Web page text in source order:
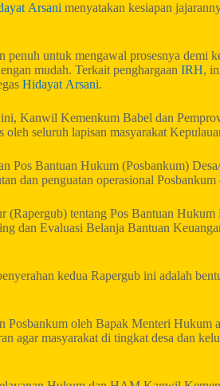
Arsani menyatakan kesiapan
untuk mengawal prosesnya demi
mudah. Terkait penghargaan IRH,
Hidayat Arsani.
Kanwil Kemenkum Babel dan
oleh seluruh lapisan masyarakat
Pos Bantuan Hukum (Posbankum)
dan penguatan operasional
tentang Pos Bantuan
dan Evaluasi Belanja Bantuan
kedua Rapergub ini adalah
Posbankum oleh Bapak Menteri
agar masyarakat di tingkat desa dan